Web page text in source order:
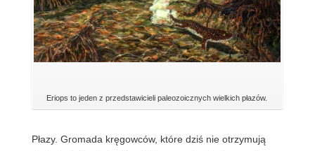
Eriops to jeden z przedstawicieli paleozoicznych wielkich płazów.
Płazy. Gromada kręgowców, które dziś nie otrzymują